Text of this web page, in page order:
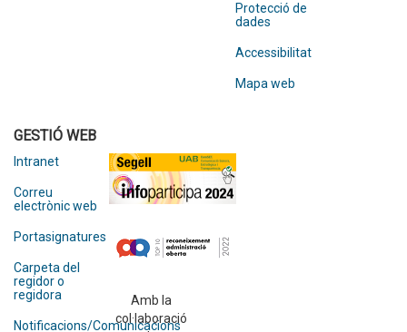
Protecció de
dades
Accessibilitat
Mapa web
GESTIÓ WEB
Intranet
Correu
electrònic web
Portasignatures
Carpeta del
regidor o
regidora
Notificacions/Comunicacions
Amb la
col·laboració